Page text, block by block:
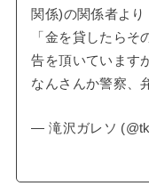
関係)の関係者よ
「金を貸したら
告を頂いています
なんさんか警察、
— 滝沢ガレソ